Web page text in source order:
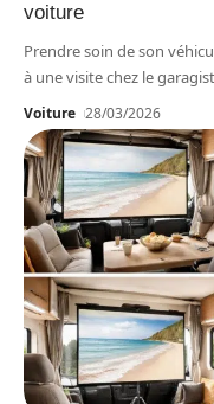
voiture
Prendre soin de son
à une visite chez le
Voiture 28/03/2026